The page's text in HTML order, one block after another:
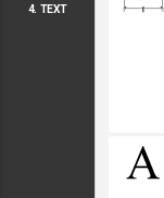
a
4. TEXT